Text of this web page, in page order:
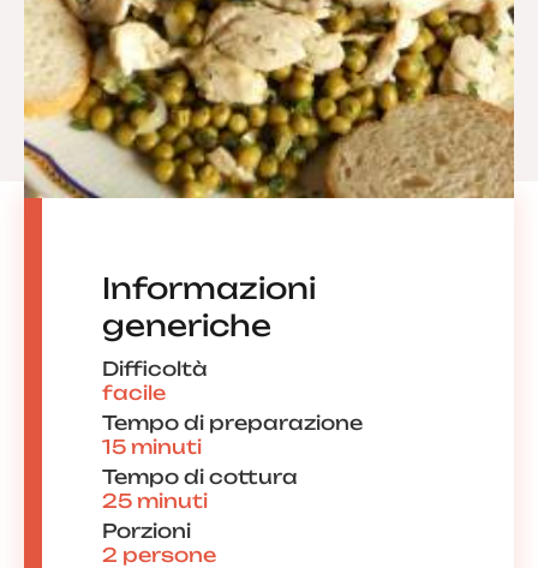
Informazioni
generiche
Difficoltà
facile
Tempo di preparazione
15 minuti
Tempo di cottura
25 minuti
Porzioni
2 persone